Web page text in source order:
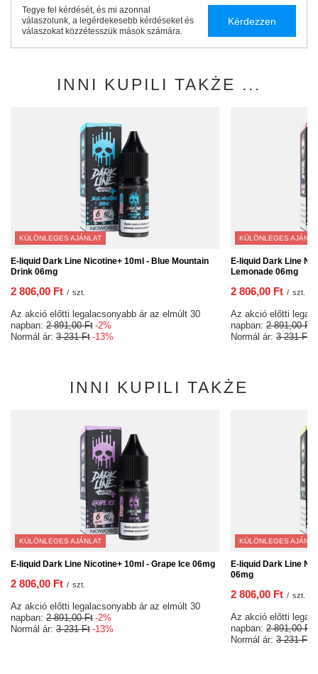
Tegye fel kérdését, és mi azonnal
válaszolunk, a legérdekesebb kérdéseket és
válaszokat közzétesszük mások számára.
Kérdezzen
INNI KUPILI TAKŻE ...
KÜLÖNLEGES AJÁNLAT
E-liquid Dark Line Nicotine+ 10ml - Blue Mountain
Drink 06mg
2 806,00 Ft / szt.
Az akció előtti legalacsonyabb ár az elmúlt 30
napban: 2 891,00 Ft -2%
Normál ár: 3 231 Ft -13%
KÜLÖNLEGES
E-liquid Dark Line
Lemonade 06mg
2 806,00 Ft / szt.
Az akció előtti
napban: 2 891,00 Ft
Normál ár: 3 231 Ft
INNI KUPILI TAKŻE
KÜLÖNLEGES AJÁNLAT
E-liquid Dark Line Nicotine+ 10ml - Grape Ice 06mg
2 806,00 Ft / szt.
Az akció előtti legalacsonyabb ár az elmúlt 30
napban: 2 891,00 Ft -2%
Normál ár: 3 231 Ft -13%
KÜLÖNLEGES
E-liquid Dark Line
06mg
2 806,00 Ft / szt.
Az akció előtti
napban: 2 891,00 Ft
Normál ár: 3 231 Ft